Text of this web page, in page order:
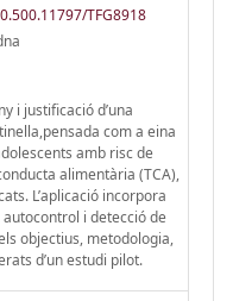
TFG8918
i justificació d’una
com a eina
amb risc de
alimentària (TCA),
L’aplicació incorpora
i detecció de
objectius, metodologia,
d’un estudi pilot.